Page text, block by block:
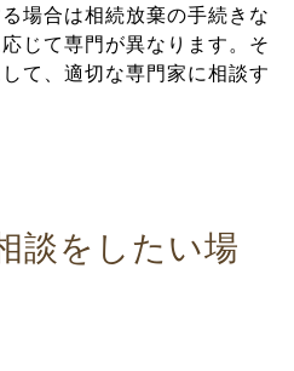
場合は相続放棄の手続きな
じて専門が異なります。そ
て、適切な専門家に相談す
談をしたい場